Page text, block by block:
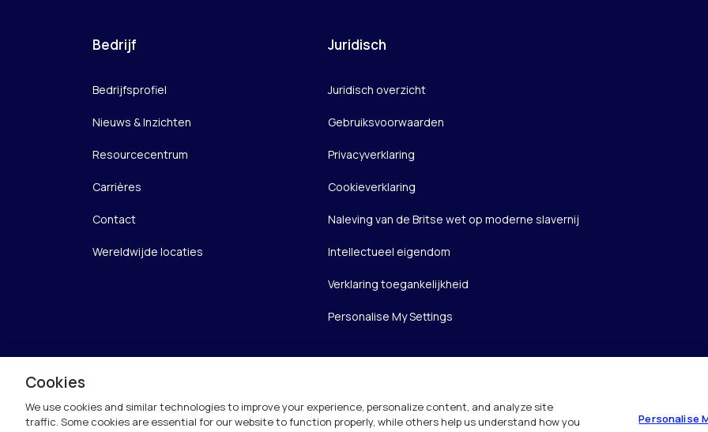
Bedrijf
Bedrijfsprofiel
Nieuws & Inzichten
Resourcecentrum
Carrières
Contact
Wereldwijde locaties
Juridisch
Juridisch overzicht
Gebruiksvoorwaarden
Privacyverklaring
Cookieverklaring
Naleving van de Britse wet op moderne slavernij
Intellectueel eigendom
Verklaring toegankelijkheid
Personalise My Settings
Cookies
We use cookies and similar technologies to improve your experience, personalize content, and analyze site
traffic. Some cookies are essential for our website to function properly, while others help us understand how you
Personalise